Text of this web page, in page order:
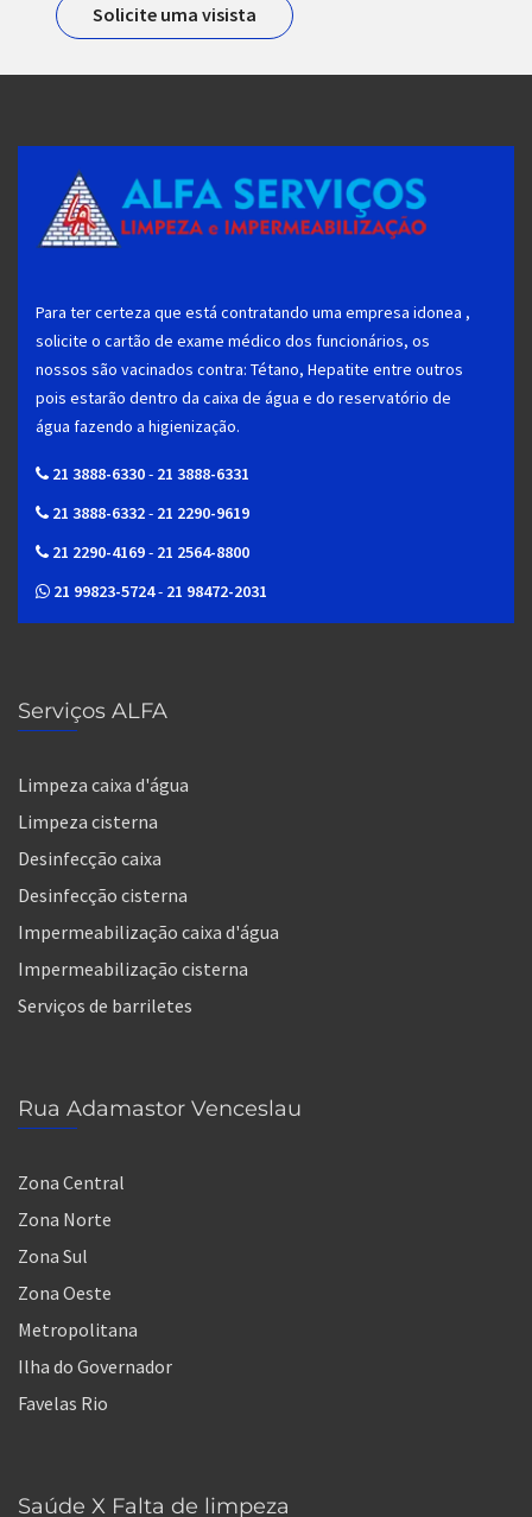
Solicite uma visista
Para ter certeza que está contratando uma empresa idonea ,
solicite o cartão de exame médico dos funcionários, os
nossos são vacinados contra: Tétano, Hepatite entre outros
pois estarão dentro da caixa de água e do reservatório de
água fazendo a higienização.
21 3888-6330- 21 3888-6331
21 3888-6332- 21 2290-9619
21 2290-4169- 21 2564-8800
21 99823-5724- 21 98472-2031
Serviços ALFA
Limpeza caixa d'água
Limpeza cisterna
Desinfecção caixa
Desinfecção cisterna
Impermeabilização caixa d'água
Impermeabilização cisterna
Serviços de barriletes
Rua Adamastor Venceslau
Zona Central
Zona Norte
Zona Sul
Zona Oeste
Metropolitana
Ilha do Governador
Favelas Rio
Saúde X Falta de limpeza